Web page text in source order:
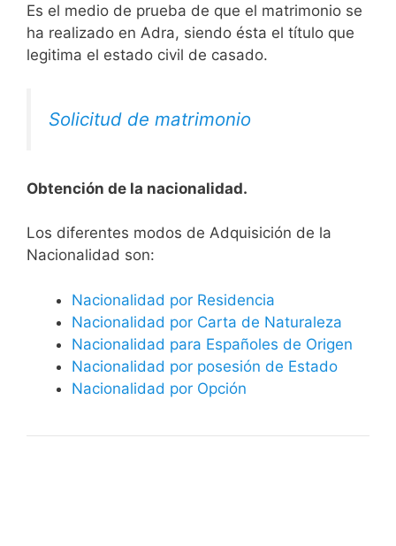
Es el medio de prueba de que el matrimonio se
ha realizado en Adra, siendo ésta el título que
legitima el estado civil de casado.
Solicitud de matrimonio
Obtención de la nacionalidad.
​​​Los diferentes modos de Adquisición de la
Nacionalidad son:
Nacionalidad por Residencia
Nacionalidad por Carta de Naturaleza
Nacionalidad para Españoles de Origen
Nacionalidad por posesión de Estado
Nacionalidad por Opción